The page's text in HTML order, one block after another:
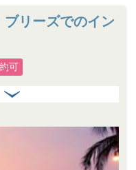
リーズでのイン
可